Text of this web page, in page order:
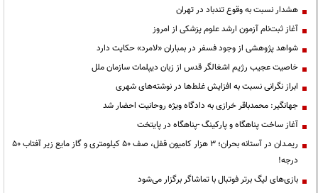
هشدار نسبت به وقوع تندباد در تهران
آغاز ثبت‌نام آزمون ارشد علوم پزشکی از امروز
شواهد پژوهشی از وجود فسفر در بمباران «لامرد» حکایت دارد
خاصیت عجیب رژیم اشغالگر قدس از زبان دیپلمات سازمان ملل
ابراز نگرانی نسبت به افزایش غلط‌ها در نوشته‌های شهری
جهانگیر: محمدباقر خرازی به دادگاه ویژه روحانیت احضار شد
آغاز ساخت پناهگاه و پارکینگ -پناهگاه در پایتخت
ریمـدان در آستانه بحران؛ ۳ هزار کامیون قفل، صف ۵۰ کیلومتری و گاز مایع زیر آفتاب ۵۰
درجه!
بازی‌های لیگ برتر فوتبال با تماشاگر برگزار می‌شود